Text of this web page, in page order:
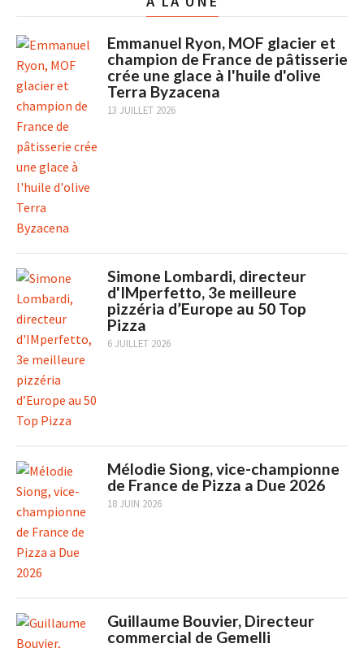
Emmanuel Ryon, MOF glacier et
champion de France de pâtisserie
crée une glace à l'huile d'olive
Terra Byzacena
13 JUILLET 2026
Simone Lombardi, directeur
d'IMperfetto, 3e meilleure
pizzéria d’Europe au 50 Top
Pizza
6 JUILLET 2026
Mélodie Siong, vice-championne
de France de Pizza a Due 2026
18 JUIN 2026
Guillaume Bouvier, Directeur
commercial de Gemelli